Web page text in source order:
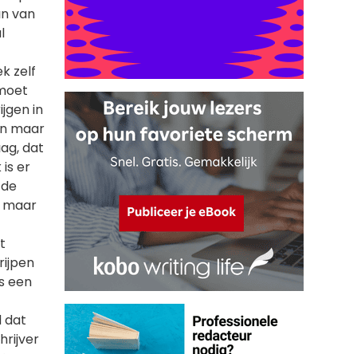
van
zelf
in
maar
dat
is er
maar
een
dat